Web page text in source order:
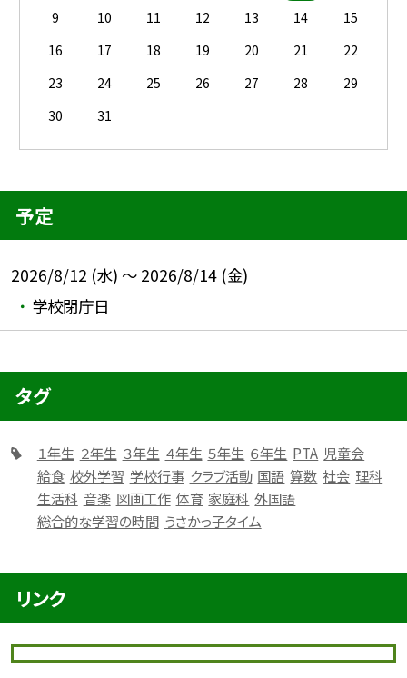
9
10 11 12 13 14
15
16
17 18 19 20 21
22
23
24 25 26 27 28
29
30
31
予定
2026/8/12 (水) ～ 2026/8/14 (金)
学校閉庁日
タグ
１年生 ２年生 ３年生 ４年生 ５年生 ６年生 PTA 児童会
給食 校外学習 学校行事 クラブ活動 国語 算数 社会 理科
生活科 音楽 図画工作 体育 家庭科 外国語
総合的な学習の時間 うさかっ子タイム
リンク